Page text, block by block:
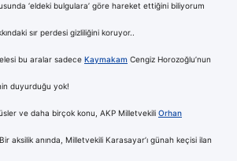
‘eldeki bulgulara’ göre hareket ettiğini biliyorum
sır perdesi gizliliğini koruyor..
bu aralar sadece Kaymakam Cengiz Horozoğlu’nun
duyurduğu yok!
ve daha birçok konu, AKP Milletvekili Orhan
aksilik anında, Milletvekili Karasayar’ı günah keçisi ilan